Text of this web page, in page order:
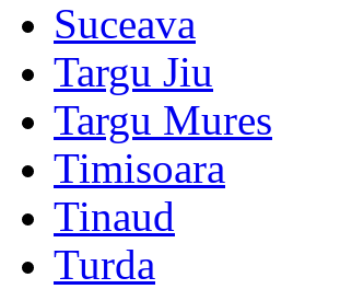
Suceava
Targu Jiu
Targu Mures
Timisoara
Tinaud
Turda